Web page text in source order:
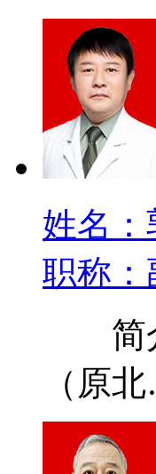
姓名：
职称：
简介
（原